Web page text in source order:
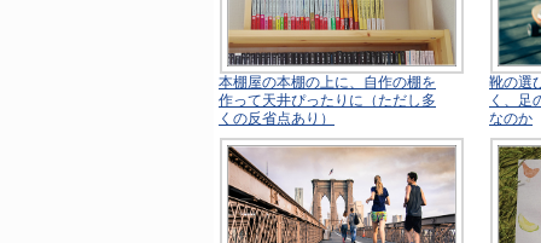
本棚屋の本棚の上に、自作の棚を
作って天井ぴったりに（ただし多
くの反省点あり）
靴の選
く、足
なのか